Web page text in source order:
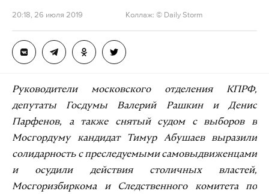
20:18, 26 июля 2019 Коллаж: © Daily Storm
Руководители московского отделения КПРФ,
депутаты Госдумы Валерий Рашкин и Денис
Парфенов, а также снятый судом с выборов в
Мосгордуму кандидат Тимур Абушаев выразили
солидарность с преследуемыми самовыдвиженцами
и осудили действия столичных властей,
Мосгоризбиркома и Следственного комитета по